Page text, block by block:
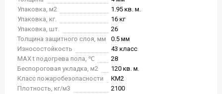
Упаковка, м2
1.95 кв. м.
Упаковка, кг.
16 кг
Упаковка, шт.
26
Толщина защитного слоя, мм
0.5 мм
Износостойкость
43 класс
MAX t подогрева пола, ℃
28
Беспороговая укладка, м2
120 кв. м.
Класс пожаробезопасности
КМ2
Плотность, кг/м3
2100